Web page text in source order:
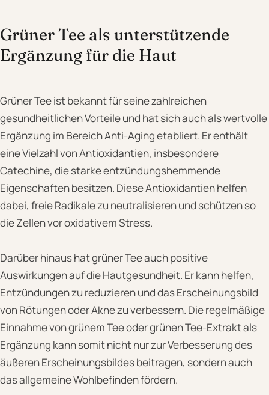
Grüner Tee als unterstützende
Ergänzung für die Haut
Grüner Tee ist bekannt für seine zahlreichen
gesundheitlichen Vorteile und hat sich auch als wertvolle
Ergänzung im Bereich Anti-Aging etabliert. Er enthält
eine Vielzahl von Antioxidantien, insbesondere
Catechine, die starke entzündungshemmende
Eigenschaften besitzen. Diese Antioxidantien helfen
dabei, freie Radikale zu neutralisieren und schützen so
die Zellen vor oxidativem Stress.
Darüber hinaus hat grüner Tee auch positive
Auswirkungen auf die Hautgesundheit. Er kann helfen,
Entzündungen zu reduzieren und das Erscheinungsbild
von Rötungen oder Akne zu verbessern. Die regelmäßige
Einnahme von grünem Tee oder grünen Tee-Extrakt als
Ergänzung kann somit nicht nur zur Verbesserung des
äußeren Erscheinungsbildes beitragen, sondern auch
das allgemeine Wohlbefinden fördern.